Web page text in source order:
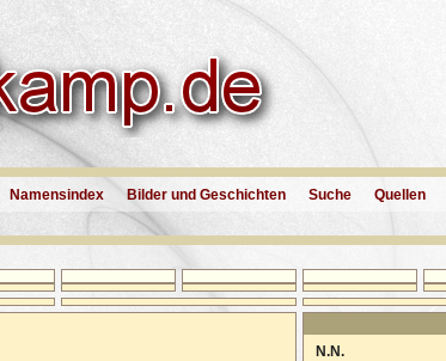
Namensindex Bilder und Geschichten Suche Quellen
N.N.